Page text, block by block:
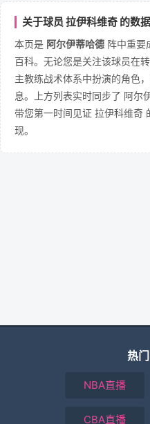
关于球员 拉伊科维奇 的数
本页是 阿尔伊蒂哈德 阵中重要
百科。无论您是关注该球员在
主教练战术体系中扮演的角色
息。上方列表实时同步了 阿尔
带您第一时间见证 拉伊科维奇
现。
热门
NBA直播
CBA直播